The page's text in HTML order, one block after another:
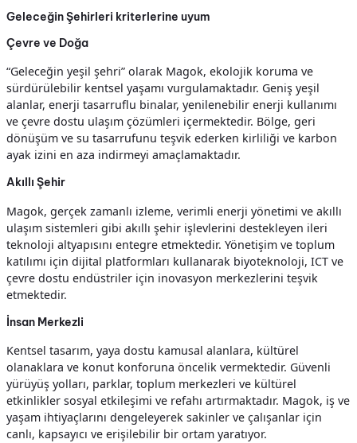
Geleceğin Şehirleri kriterlerine uyum
Çevre ve Doğa
“Geleceğin yeşil şehri” olarak Magok, ekolojik koruma ve
sürdürülebilir kentsel yaşamı vurgulamaktadır. Geniş yeşil
alanlar, enerji tasarruflu binalar, yenilenebilir enerji kullanımı
ve çevre dostu ulaşım çözümleri içermektedir. Bölge, geri
dönüşüm ve su tasarrufunu teşvik ederken kirliliği ve karbon
ayak izini en aza indirmeyi amaçlamaktadır.
Akıllı Şehir
Magok, gerçek zamanlı izleme, verimli enerji yönetimi ve akıllı
ulaşım sistemleri gibi akıllı şehir işlevlerini destekleyen ileri
teknoloji altyapısını entegre etmektedir. Yönetişim ve toplum
katılımı için dijital platformları kullanarak biyoteknoloji, ICT ve
çevre dostu endüstriler için inovasyon merkezlerini teşvik
etmektedir.
İnsan Merkezli
Kentsel tasarım, yaya dostu kamusal alanlara, kültürel
olanaklara ve konut konforuna öncelik vermektedir. Güvenli
yürüyüş yolları, parklar, toplum merkezleri ve kültürel
etkinlikler sosyal etkileşimi ve refahı artırmaktadır. Magok, iş ve
yaşam ihtiyaçlarını dengeleyerek sakinler ve çalışanlar için
canlı, kapsayıcı ve erişilebilir bir ortam yaratıyor.